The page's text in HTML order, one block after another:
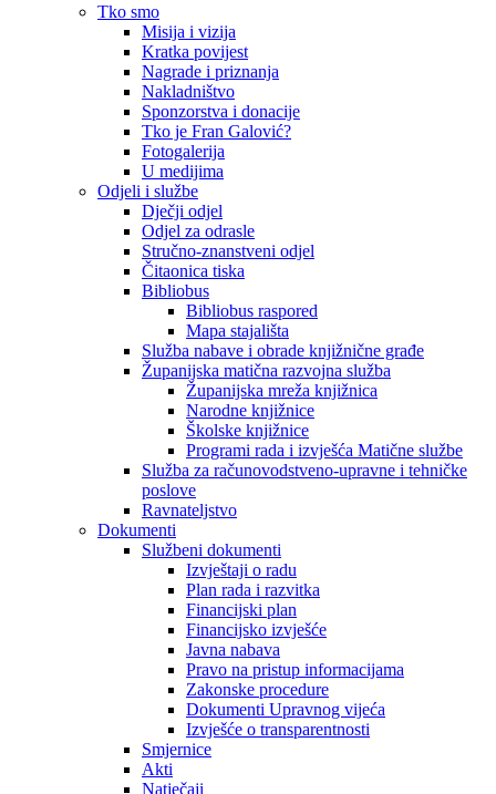
Tko smo
Misija i vizija
Kratka povijest
Nagrade i priznanja
Nakladništvo
Sponzorstva i donacije
Tko je Fran Galović?
Fotogalerija
U medijima
Odjeli i službe
Dječji odjel
Odjel za odrasle
Stručno-znanstveni odjel
Čitaonica tiska
Bibliobus
Bibliobus raspored
Mapa stajališta
Služba nabave i obrade knjižnične građe
Županijska matična razvojna služba
Županijska mreža knjižnica
Narodne knjižnice
Školske knjižnice
Programi rada i izvješća Matične službe
Služba za računovodstveno-upravne i tehničke
poslove
Ravnateljstvo
Dokumenti
Službeni dokumenti
Izvještaji o radu
Plan rada i razvitka
Financijski plan
Financijsko izvješće
Javna nabava
Pravo na pristup informacijama
Zakonske procedure
Dokumenti Upravnog vijeća
Izvješće o transparentnosti
Smjernice
Akti
Natječaji